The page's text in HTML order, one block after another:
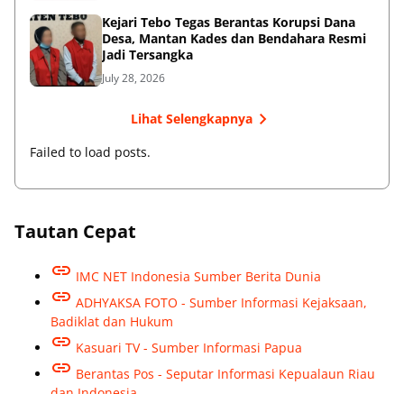
Kejari Tebo Tegas Berantas Korupsi Dana
Desa, Mantan Kades dan Bendahara Resmi
Jadi Tersangka
July 28, 2026
Lihat Selengkapnya
Failed to load posts.
Tautan Cepat
IMC NET Indonesia Sumber Berita Dunia
ADHYAKSA FOTO - Sumber Informasi Kejaksaan,
Badiklat dan Hukum
Kasuari TV - Sumber Informasi Papua
Berantas Pos - Seputar Informasi Kepualaun Riau